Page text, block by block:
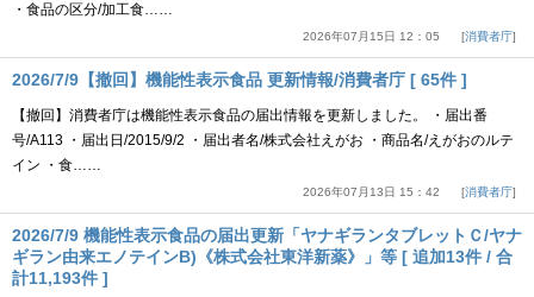
・食品の区分/加工食……
2026年07月15日 12：05 消費者庁
2026/7/9【撤回】機能性表示食品 更新情報/消費者庁 [ 65件 ]
【撤回】消費者庁は機能性表示食品の届出情報を更新しました。 ・届出番
号/A113 ・届出日/2015/9/2 ・届出者名/株式会社えがお ・商品名/えがおのルテ
イン ・食……
2026年07月13日 15：42 消費者庁
2026/7/9 機能性表示食品の届出更新「ヤナギランタブレットＣ/ヤナ
ギラン由来エノテインB)《株式会社東洋新薬》」等 [ 追加13件 / 合
計11,193件 ]